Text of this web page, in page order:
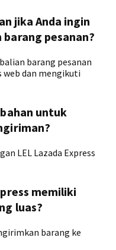
jika Anda ingin
pesanan?
barang pesanan
web dan mengikuti
untuk
LEL Lazada Express
memiliki
luas?
barang ke